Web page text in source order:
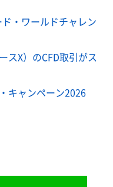
・ワールドチャレン
スX）のCFD取引がス
キャンペーン2026